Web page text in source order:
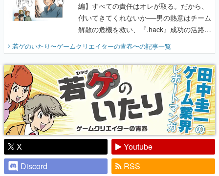
編】すべての責任はオレが取る。だから、
付いてきてくれないか──男の熱意はチーム
解散の危機を救い、『.hack』成功の活路を
『少年ジャンプ』色だった【若ゲのいた
り】
若ゲのいたり〜ゲームクリエイターの青春〜の記事一覧
X
Youtube
Discord
RSS